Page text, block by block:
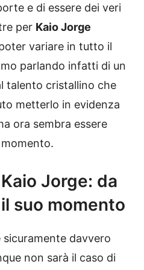
e di essere dei veri
per Kaio Jorge
variare in tutto il
parlando infatti di un
talento cristallino che
metterlo in evidenza
ora sembra essere
Jorge: da
suo momento
sicuramente davvero
non sarà il caso di